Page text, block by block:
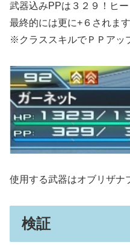
武器込みPPは３２９！ヒ
最終的には更に+６されます
※クラススキルでＰＰアッ
使用する武器はオブリザナ
検証